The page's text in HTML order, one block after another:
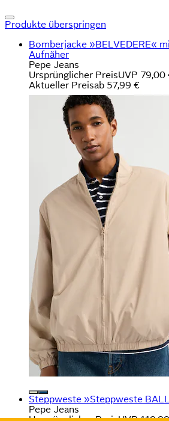
Produkte überspringen
Bomberjacke »BELVEDERE«
Aufnäher
Pepe Jeans
Ursprünglicher PreisUVP 79,00
Aktueller Preisab 57,99 €
Steppweste »Steppweste
Pepe Jeans